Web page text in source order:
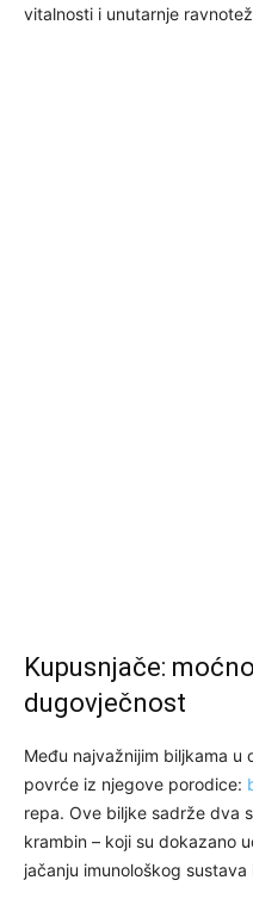
vitalnosti i unutarnje
Kupusnjače:
dugovječnost
Među najvažnijim biljkama u
povrće iz njegove porodice:
repa. Ove biljke sadrže dva
krambin – koji su dokazano
jačanju imunološkog